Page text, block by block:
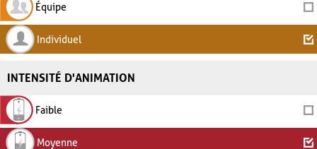
Équipe
Individuel
INTENSITÉ D'ANIMATION
Faible
Moyenne